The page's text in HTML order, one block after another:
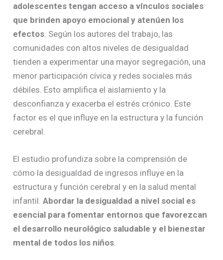
adolescentes tengan acceso a vínculos sociales
que brinden apoyo emocional y atenúen los
efectos . Según los autores del trabajo, las
comunidades con altos niveles de desigualdad
tienden a experimentar una mayor segregación, una
menor participación cívica y redes sociales más
débiles. Esto amplifica el aislamiento y la
desconfianza y exacerba el estrés crónico. Este
factor es el que influye en la estructura y la función
cerebral.
El estudio profundiza sobre la comprensión de
cómo la desigualdad de ingresos influye en la
estructura y función cerebral y en la salud mental
infantil.Abordar la desigualdad a nivel social es
esencial para fomentar entornos que favorezcan
el desarrollo neurológico saludable y el bienestar
mental de todos los niños.